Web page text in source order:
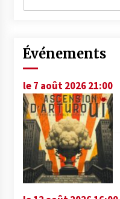
Événements
le 7 août 2026 21:00